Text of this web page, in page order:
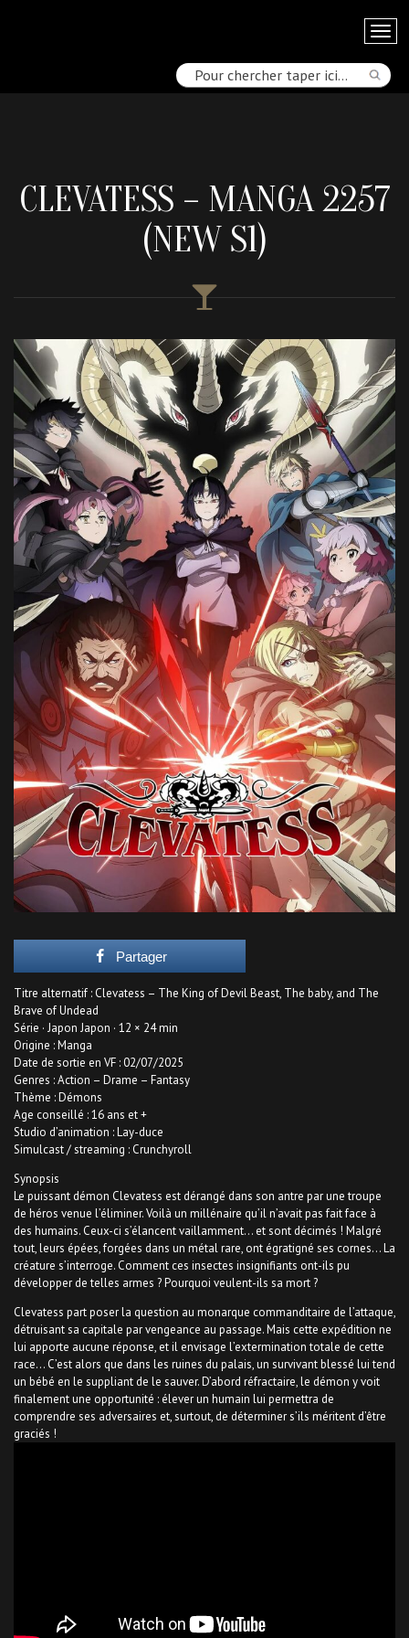
CLEVATESS – MANGA 2257
(NEW S1)
Partager
Titre alternatif : Clevatess – The King of Devil Beast, The baby, and The
Brave of Undead
Série · Japon Japon · 12 × 24 min
Origine : Manga
Date de sortie en VF : 02/07/2025
Genres : Action – Drame – Fantasy
Thème : Démons
Age conseillé : 16 ans et +
Studio d’animation : Lay-duce
Simulcast / streaming : Crunchyroll
Synopsis
Le puissant démon Clevatess est dérangé dans son antre par une troupe
de héros venue l’éliminer. Voilà un millénaire qu’il n’avait pas fait face à
des humains. Ceux-ci s’élancent vaillamment… et sont décimés ! Malgré
tout, leurs épées, forgées dans un métal rare, ont égratigné ses cornes… La
créature s’interroge. Comment ces insectes insignifiants ont-ils pu
développer de telles armes ? Pourquoi veulent-ils sa mort ?
Clevatess part poser la question au monarque commanditaire de l’attaque,
détruisant sa capitale par vengeance au passage. Mais cette expédition ne
lui apporte aucune réponse, et il envisage l’extermination totale de cette
race… C’est alors que dans les ruines du palais, un survivant blessé lui tend
un bébé en le suppliant de le sauver. D’abord réfractaire, le démon y voit
finalement une opportunité : élever un humain lui permettra de
comprendre ses adversaires et, surtout, de déterminer s’ils méritent d’être
graciés !